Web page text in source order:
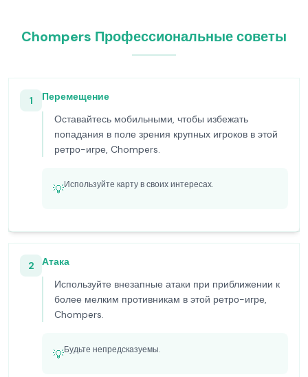
Chompers Профессиональные советы
1
Перемещение
Оставайтесь мобильными, чтобы избежать
попадания в поле зрения крупных игроков в этой
ретро-игре, Chompers.
💡Используйте карту в своих интересах.
2
Атака
Используйте внезапные атаки при приближении к
более мелким противникам в этой ретро-игре,
Chompers.
💡Будьте непредсказуемы.